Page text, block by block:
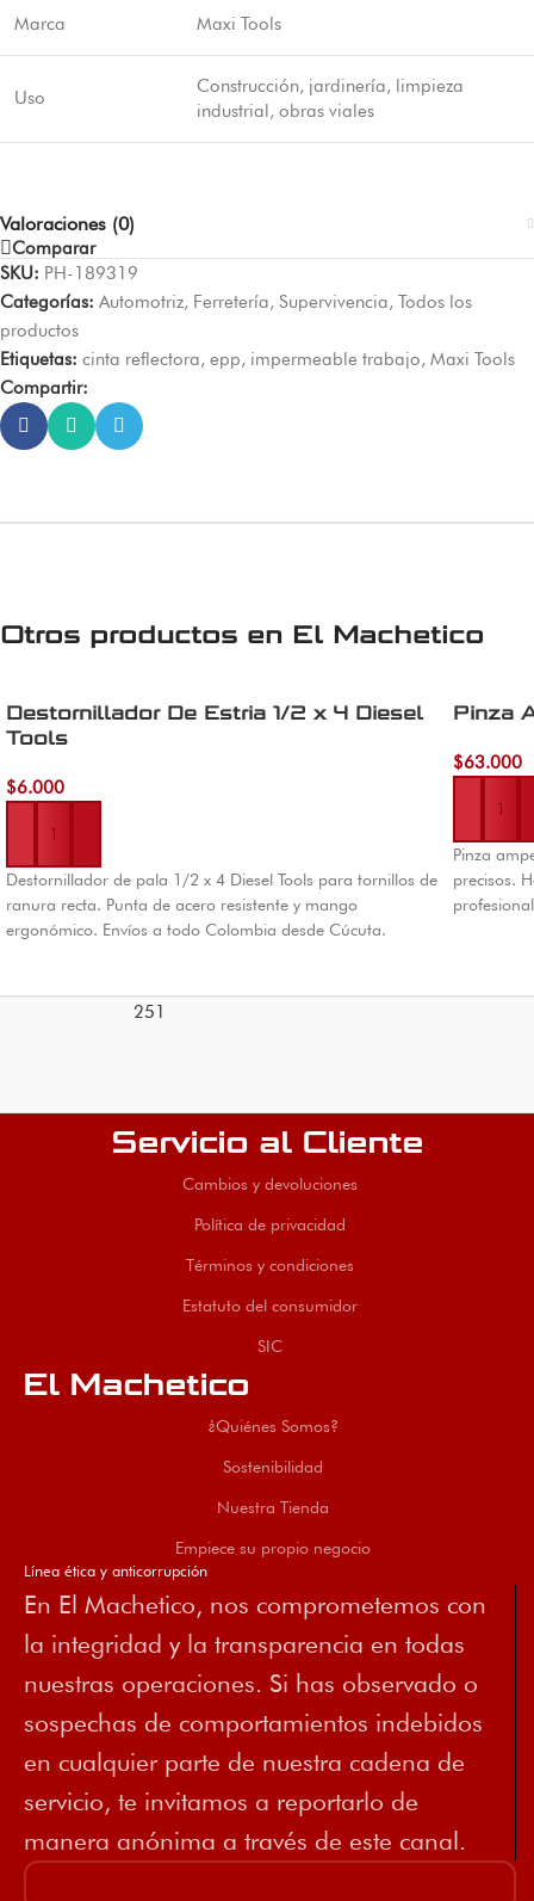
Marca Maxi Tools
Uso
Construcción, jardinería, limpieza
industrial, obras viales
Valoraciones (0)
Comparar
SKU: PH-189319
Categorías: Automotriz, Ferretería, Supervivencia, Todos los
productos
Etiquetas: cinta reflectora, epp, impermeable trabajo, Maxi Tools
Compartir:
Otros productos en El Machetico
Destornillador De Estria 1/2 x 4 Diesel
Tools
$6.000
Añadir al carrito
Destornillador de pala 1/2 x 4 Diesel Tools para tornillos de
ranura recta. Punta de acero resistente y mango
ergonómico. Envíos a todo Colombia desde Cúcuta.
Pinza
$63.000
Añadir al
Pinza
precisos.
251
Servicio al Cliente
Cambios y devoluciones
Política de privacidad
Términos y condiciones
Estatuto del consumidor
SIC
El Machetico
¿Quiénes Somos?
Sostenibilidad
Nuestra Tienda
Empiece su propio negocio
Línea ética y anticorrupción
En El Machetico, nos comprometemos con
la integridad y la transparencia en todas
nuestras operaciones. Si has observado o
sospechas de comportamientos indebidos
en cualquier parte de nuestra cadena de
servicio, te invitamos a reportarlo de
manera anónima a través de este canal.